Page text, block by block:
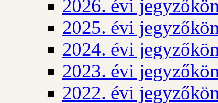
2026. évi
2025. évi
2024. évi
2023. évi
2022. évi